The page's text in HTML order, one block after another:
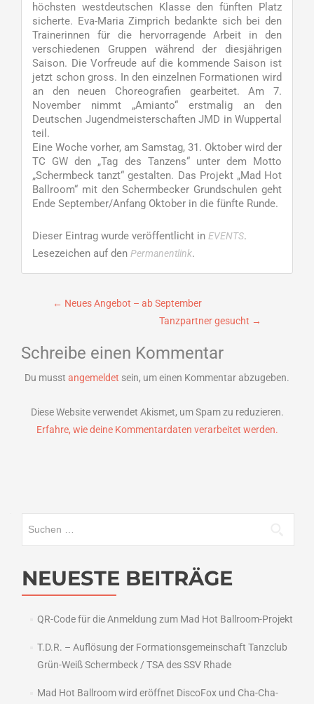
höchsten westdeutschen Klasse den fünften Platz
sicherte. Eva-Maria Zimprich bedankte sich bei den
Trainerinnen für die hervorragende Arbeit in den
verschiedenen Gruppen während der diesjährigen
Saison. Die Vorfreude auf die kommende Saison ist
jetzt schon gross. In den einzelnen Formationen wird
an den neuen Choreografien gearbeitet. Am 7.
November nimmt „Amianto“ erstmalig an den
Deutschen Jugendmeisterschaften JMD in Wuppertal
teil.
Eine Woche vorher, am Samstag, 31. Oktober wird der
TC GW den „Tag des Tanzens“ unter dem Motto
„Schermbeck tanzt“ gestalten. Das Projekt „Mad Hot
Ballroom“ mit den Schermbecker Grundschulen geht
Ende September/Anfang Oktober in die fünfte Runde.
Dieser Eintrag wurde veröffentlicht in EVENTS.
Lesezeichen auf den Permanentlink.
Beitragsnavigation
← Neues Angebot – ab September
Tanzpartner gesucht →
Schreibe einen Kommentar
Du musst angemeldet sein, um einen Kommentar abzugeben.
Diese Website verwendet Akismet, um Spam zu reduzieren.
Erfahre, wie deine Kommentardaten verarbeitet werden.
NEUESTE BEITRÄGE
QR-Code für die Anmeldung zum Mad Hot Ballroom-Projekt
T.D.R. – Auflösung der Formationsgemeinschaft Tanzclub
Grün-Weiß Schermbeck / TSA des SSV Rhade
Mad Hot Ballroom wird eröffnet DiscoFox und Cha-Cha-